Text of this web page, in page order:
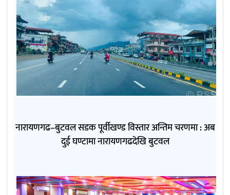
नारायणगढ–बुटवल सडक पूर्वीखण्ड विस्तार अन्तिम चरणमा : अब
दुई घण्टामा नारायणगढदेखि बुटवल